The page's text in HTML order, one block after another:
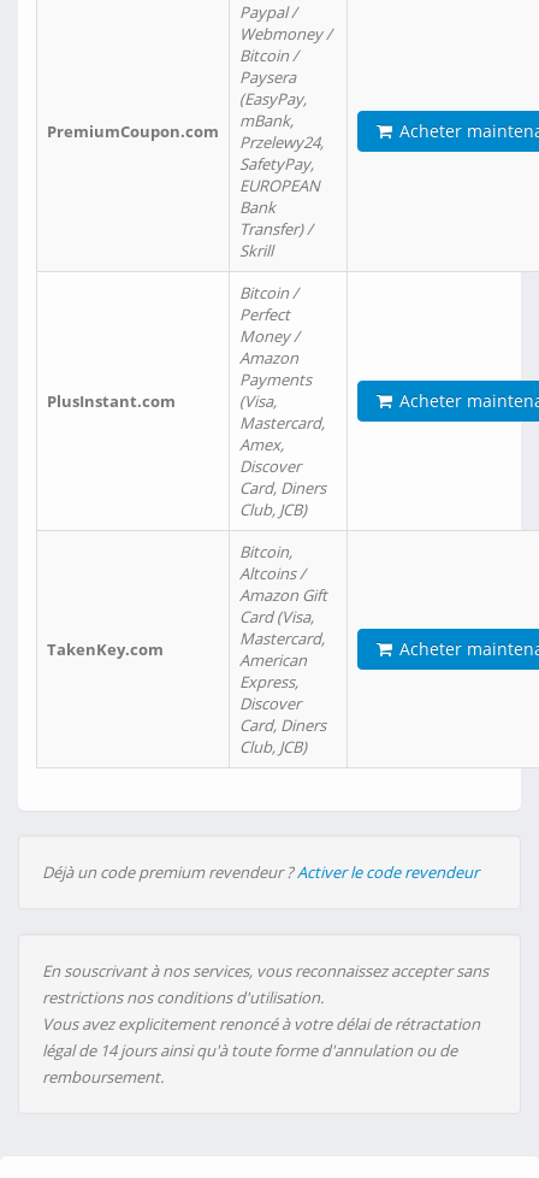
PremiumCoupon.com
Paypal /
Webmoney /
Bitcoin /
Paysera
(EasyPay,
mBank,
Przelewy24,
SafetyPay,
EUROPEAN
Bank
Transfer) /
Skrill
Acheter
PlusInstant.com
Bitcoin /
Perfect
Money /
Amazon
Payments
(Visa,
Mastercard,
Amex,
Discover
Card, Diners
Club, JCB)
Acheter
TakenKey.com
Bitcoin,
Altcoins /
Amazon Gift
Card (Visa,
Mastercard,
American
Express,
Discover
Card, Diners
Club, JCB)
Acheter
Déjà un code premium revendeur ?Activer le code revendeur
En souscrivant à nos services, vous reconnaissez accepter sans
restrictions nos conditions d'utilisation.
Vous avez explicitement renoncé à votre délai de rétractation
légal de 14 jours ainsi qu'à toute forme d'annulation ou de
remboursement.